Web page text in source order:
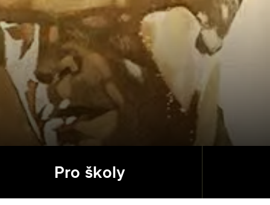
Pro školy